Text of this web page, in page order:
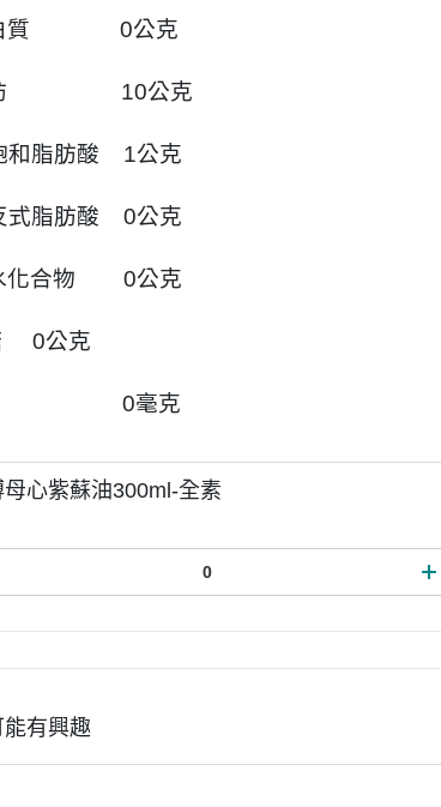
質 0公克
肪 10公克
脂肪酸 1公克
脂肪酸 0公克
化合物 0公克
0公克
0毫克
心紫蘇油300ml-全素
能有興趣